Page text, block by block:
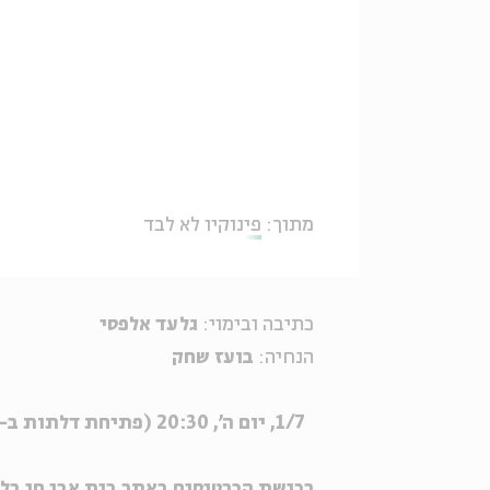
מתוך: פינוקיו לא לבד
כתיבה ובימוי: גלעד אלפסי
הנחיה: בועז שחק
(פתיחת דלתות ב-20:00)